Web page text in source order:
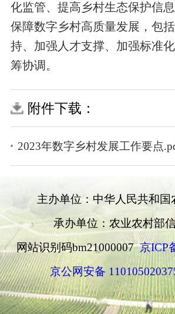
化监管、提高乡村生态保护信
保障数字乡村高质量发展，包
持、加强人才支撑、加强标准
筹协调。
附件下载：
2023年数字乡村发展工作要点
主办单位：中华人民共和国
承办单位：农业农村部
网站识别码bm21000007京ICP
京公网安备